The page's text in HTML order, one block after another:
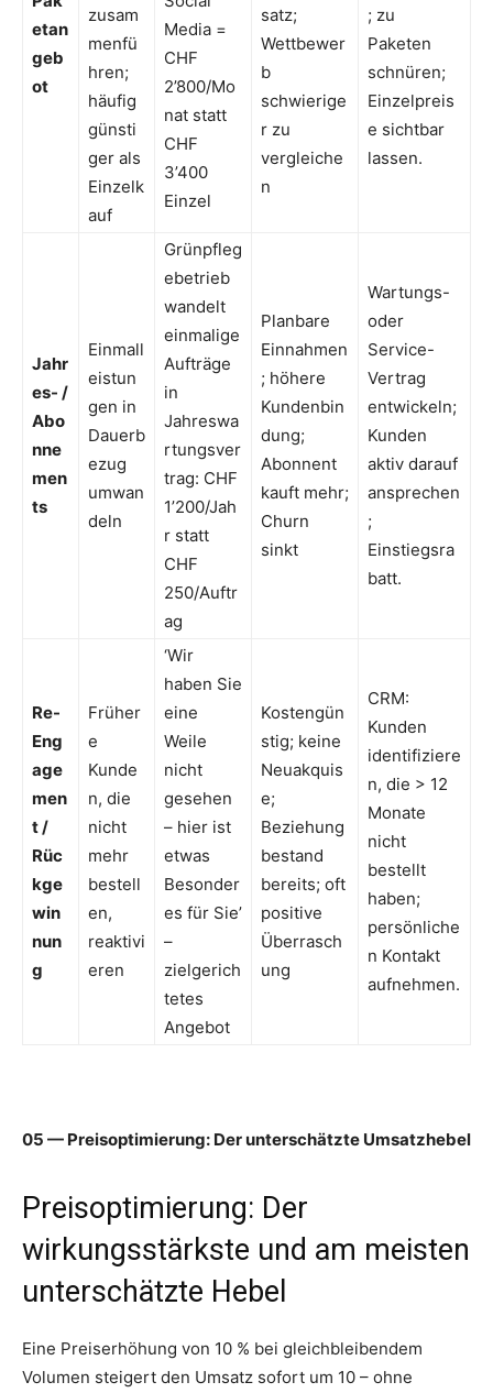
etan
geb
ot
zusam
menfü
hren;
häufig
günsti
ger als
Einzelk
auf
Media =
CHF
2’800/Mo
nat statt
CHF
3’400
Einzel
satz;
Wettbewer
b
schwierige
r zu
vergleiche
n
; zu
Paketen
schnüren;
Einzelpreis
e sichtbar
lassen.
Jahr
es- /
Abo
nne
men
ts
Einmall
eistun
gen in
Dauerb
ezug
umwan
deln
Grünpfleg
ebetrieb
wandelt
einmalige
Aufträge
in
Jahreswa
rtungsver
trag: CHF
1’200/Jah
r statt
CHF
250/Auftr
ag
Planbare
Einnahmen
; höhere
Kundenbin
dung;
Abonnent
kauft mehr;
Churn
sinkt
Wartungs-
oder
Service-
Vertrag
entwickeln;
Kunden
aktiv darauf
ansprechen
;
Einstiegsra
batt.
Re-
Eng
age
men
t /
Rüc
kge
win
nun
g
Früher
e
Kunde
n, die
nicht
mehr
bestell
en,
reaktivi
eren
‘Wir
haben Sie
eine
Weile
nicht
gesehen
– hier ist
etwas
Besonder
es für Sie’
–
zielgerich
tetes
Angebot
Kostengün
stig; keine
Neuakquis
e;
Beziehung
bestand
bereits; oft
positive
Überrasch
ung
CRM:
Kunden
identifiziere
n, die > 12
Monate
nicht
bestellt
haben;
persönliche
n Kontakt
aufnehmen.
05 — Preisoptimierung: Der unterschätzte Umsatzhebel
Preisoptimierung: Der
wirkungsstärkste und am meisten
unterschätzte Hebel
Eine Preiserhöhung von 10 % bei gleichbleibendem
Volumen steigert den Umsatz sofort um 10 – ohne